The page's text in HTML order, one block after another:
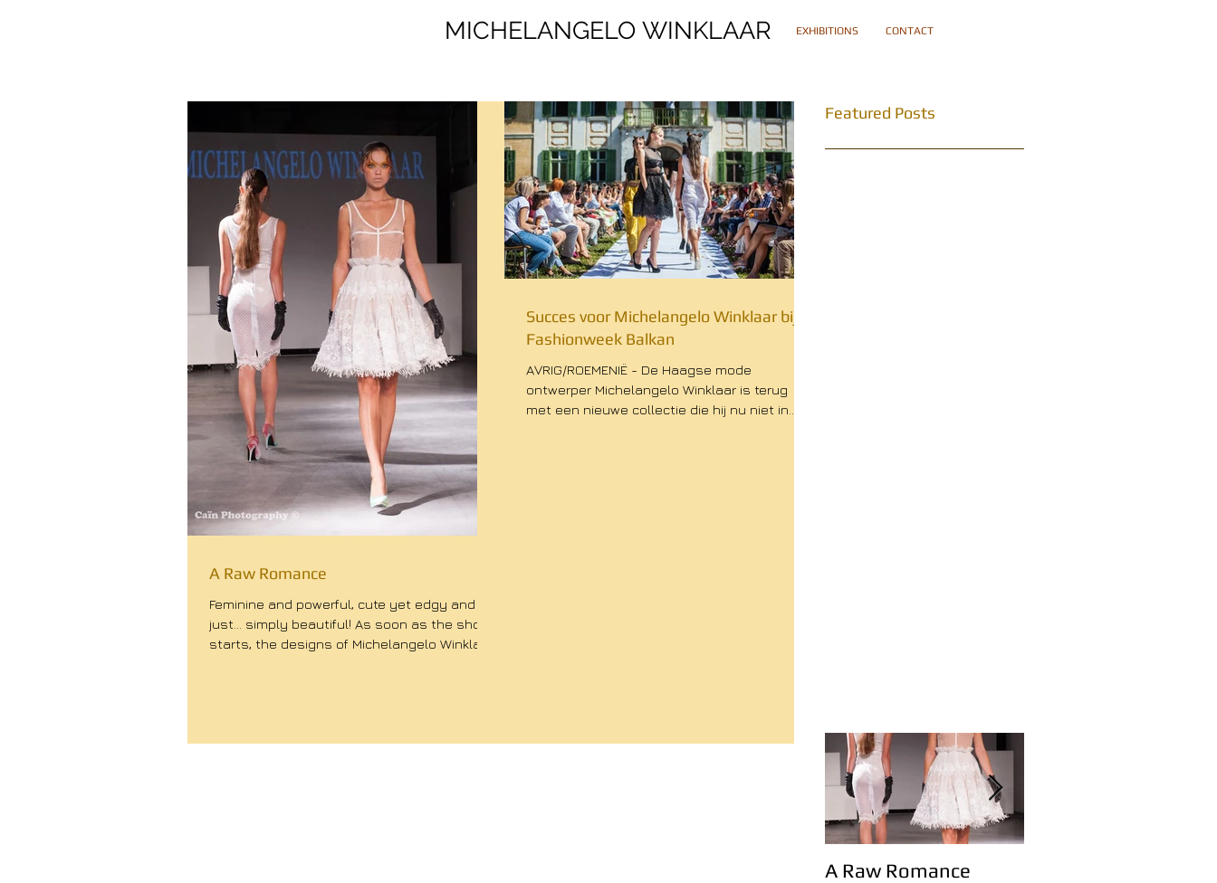
EXHIBITIONS CONTACT
MICHELANGELO WINKLAAR
MICHELANGELO WINKLAAR
A Raw Romance
Feminine and powerful, cute yet edgy and
just… simply beautiful! As soon as the show
starts, the designs of Michelangelo Winklaar
Succes voor Michelangelo Winklaar bij
Fashionweek Balkan
AVRIG/ROEMENIË - De Haagse mode
ontwerper Michelangelo Winklaar is terug
met een nieuwe collectie die hij nu niet in
Featured Posts
A Raw Romance